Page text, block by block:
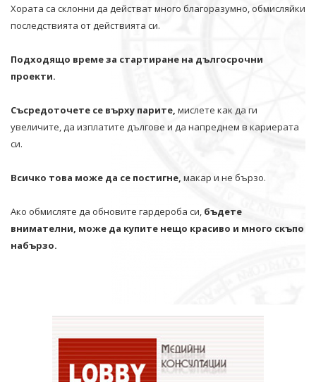
Хората са склонни да действат много благоразумно, обмисляйки
последствията от действията си.
Подходящо време за стартиране на дългосрочни
проекти.
Съсредоточете се върху парите, мислете как да ги
увеличите, да изплатите дългове и да напреднем в кариерата
си.
Всичко това може да се постигне, макар и не бързо.
Ако обмисляте да обновите гардероба си, бъдете
внимателни, може да купите нещо красиво и много скъпо
набързо.